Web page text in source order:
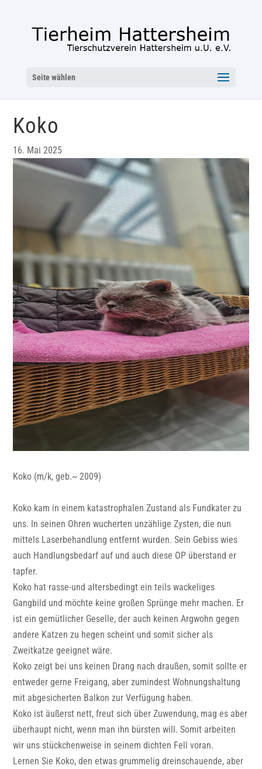
Seite wählen
Koko
16. Mai 2025
Koko (m/k, geb.~ 2009)
Koko kam in einem katastrophalen Zustand als Fundkater zu
uns. In seinen Ohren wucherten unzählige Zysten, die nun
mittels Laserbehandlung entfernt wurden. Sein Gebiss wies
auch Handlungsbedarf auf und auch diese OP überstand er
tapfer.
Koko hat rasse-und altersbedingt ein teils wackeliges
Gangbild und möchte keine großen Sprünge mehr machen. Er
ist ein gemütlicher Geselle, der auch keinen Argwohn gegen
andere Katzen zu hegen scheint und somit sicher als
Zweitkatze geeignet wäre.
Koko zeigt bei uns keinen Drang nach draußen, somit sollte er
entweder gerne Freigang, aber zumindest Wohnungshaltung
mit abgesicherten Balkon zur Verfügung haben.
Koko ist äußerst nett, freut sich über Zuwendung, mag es aber
überhaupt nicht, wenn man ihn bürsten will. Somit arbeiten
wir uns stückchenweise in seinem dichten Fell voran.
Lernen Sie Koko, den etwas grummelig dreinschauende, aber